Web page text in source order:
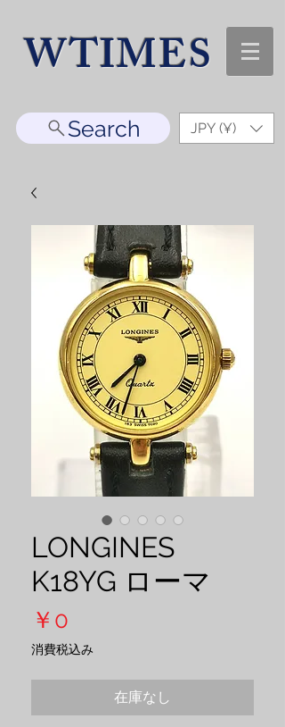
WTIMES
Search JPY (¥)
LONGINES
K18YG ローマ
￥0
格
消費税込み
在庫なし